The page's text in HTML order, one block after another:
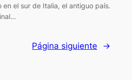
en el sur de Italia, el antiguo país.
Página siguiente →